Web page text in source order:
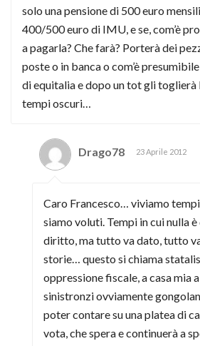
solo una pensione di 500 euro
400/500 euro di IMU, e se, com’è
a pagarla? Che farà? Porterà dei
poste o in banca o com’è
di equitalia e dopo un tot gli toglierà
tempi oscuri…
Drago78 23 Aprile 2012
Caro Francesco… viviamo
siamo voluti. Tempi in cui nulla
diritto, ma tutto va dato, tutto
storie… questo si chiama
oppressione fiscale, a casa mia
sinistronzi ovviamente
poter contare su una platea di
vota, che spera e continuerà a